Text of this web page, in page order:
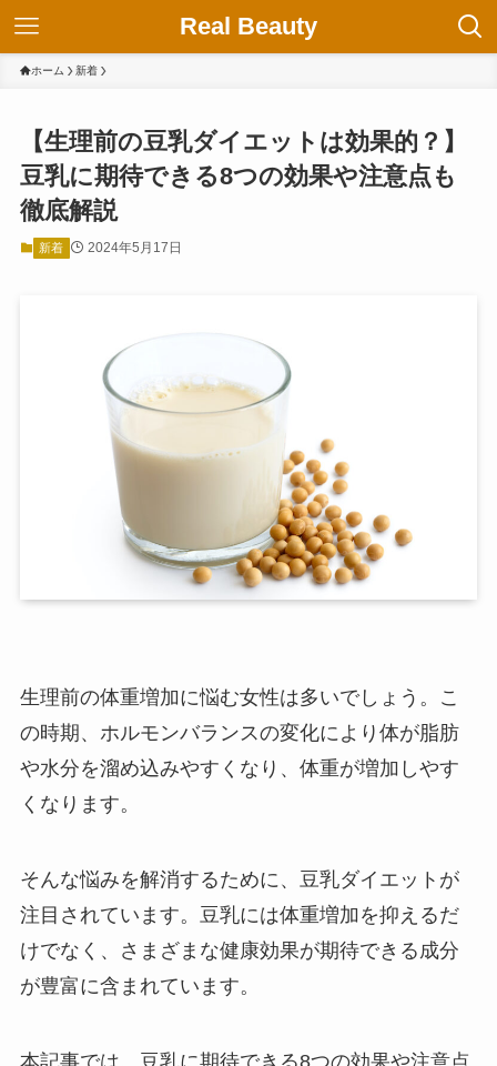
Real Beauty
ホーム 新着
【生理前の豆乳ダイエットは効果的？】
豆乳に期待できる8つの効果や注意点も
徹底解説
新着 2024年5月17日
生理前の体重増加に悩む女性は多いでしょう。こ
の時期、ホルモンバランスの変化により体が脂肪
や水分を溜め込みやすくなり、体重が増加しやす
くなります。
そんな悩みを解消するために、豆乳ダイエットが
注目されています。豆乳には体重増加を抑えるだ
けでなく、さまざまな健康効果が期待できる成分
が豊富に含まれています。
本記事では、豆乳に期待できる8つの効果や注意点